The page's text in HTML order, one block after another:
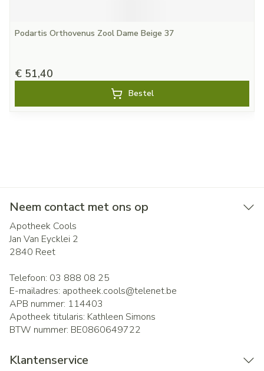
Podartis Orthovenus Zool Dame Beige 37
€ 51,40
Bestel
Neem contact met ons op
Apotheek Cools
Jan Van Eycklei 2
2840 Reet
Telefoon: 03 888 08 25
E-mailadres: apotheek.cools@telenet.be
APB nummer: 114403
Apotheek titularis: Kathleen Simons
BTW nummer: BE0860649722
Klantenservice